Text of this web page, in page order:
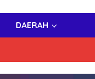
DAERAH